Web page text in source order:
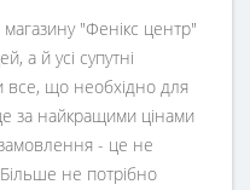
"Фенікс центр"
а й усі супутні
все, що необхідно для
за найкращими цінами
- це не
не потрібно